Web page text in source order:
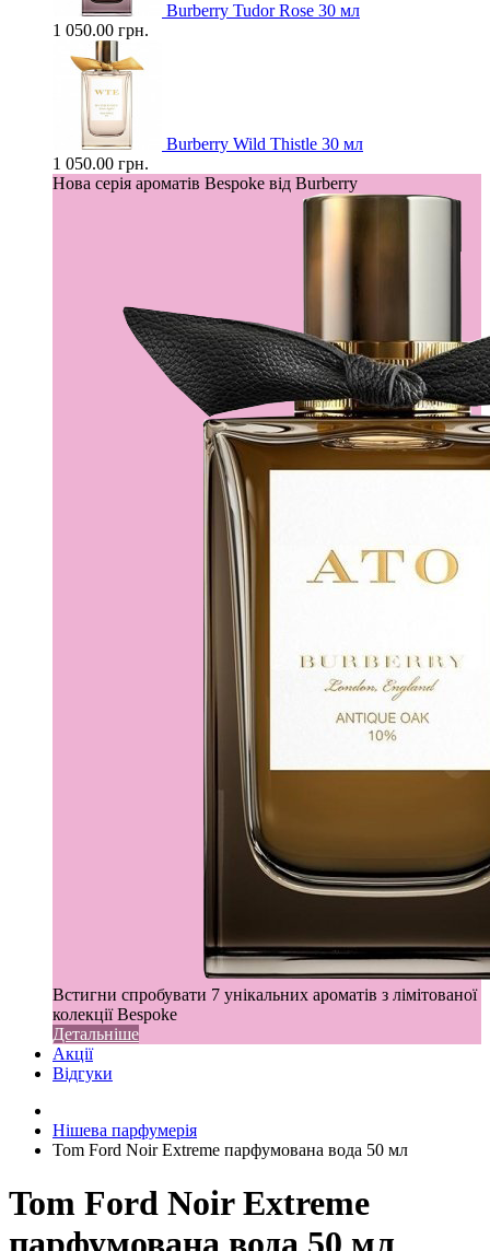
Burberry Tudor Rose 30 мл
1 050.00 грн.
Burberry Wild Thistle 30 мл
1 050.00 грн.
Нова серія ароматів Bespoke від Burberry
Встигни спробувати 7 унікальних ароматів з лімітованої
колекції Bespoke
Детальніше
Акції
Відгуки
Нішева парфумерія
Tom Ford Noir Extreme парфумована вода 50 мл
Tom Ford Noir Extreme